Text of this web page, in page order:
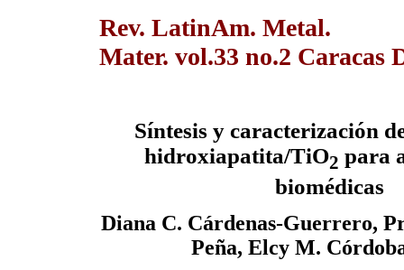
Rev. LatinAm. Metal.
Mater. vol.33 no.2 Caracas
Síntesis y caracterización
hidroxiapatita/TiO2 para
biomédicas
Diana C. Cárdenas-Guerrero,
Peña, Elcy M.